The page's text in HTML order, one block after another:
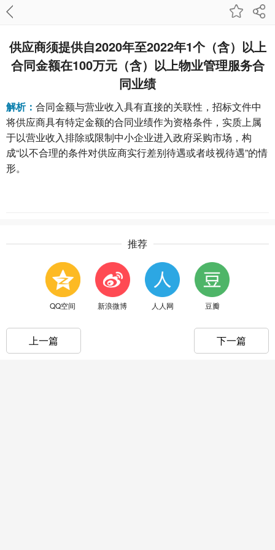
供应商须提供自2020年至2022年1个（含）以上
合同金额在100万元（含）以上物业管理服务合
同业绩
解析： 合同金额与营业收入具有直接的关联性，招标文件中
将供应商具有特定金额的合同业绩作为资格条件，实质上属
于以营业收入排除或限制中小企业进入政府采购市场，构
成“以不合理的条件对供应商实行差别待遇或者歧视待遇”的情
形。
推荐
QQ空间 新浪微博 人人网 豆瓣
上一篇 下一篇